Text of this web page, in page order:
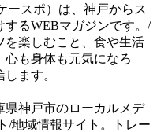
ースポ）は、神戸からス
るWEBマガジンです。/
を楽しむこと、食や生活
も身体も元気になろ
ます。
県神戸市のローカルメデ
/地域情報サイト。トレー